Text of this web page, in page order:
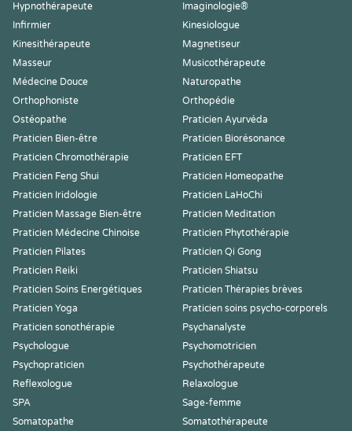
Hypnothérapeute
Imaginologie®
Infirmier
Kinesiologue
Kinesithérapeute
Magnetiseur
Masseur
Musicothérapeute
Médecine Douce
Naturopathe
Orthophoniste
Orthopédie
Ostéopathe
Praticien Ayurvéda
Praticien Bien-être
Praticien Biorésonance
Praticien Chromothérapie
Praticien EFT
Praticien Feng Shui
Praticien Homeopathe
Praticien Iridologie
Praticien LaHoChi
Praticien Massage Bien-être
Praticien Meditation
Praticien Médecine Chinoise
Praticien Phytothérapie
Praticien Pilates
Praticien Qi Gong
Praticien Reiki
Praticien Shiatsu
Praticien Soins Energétiques
Praticien Thérapies brèves
Praticien Yoga
Praticien soins psycho-corporels
Praticien sonothérapie
Psychanalyste
Psychologue
Psychomotricien
Psychopraticien
Psychothérapeute
Reflexologue
Relaxologue
SPA
Sage-femme
Somatopathe
Somatothérapeute